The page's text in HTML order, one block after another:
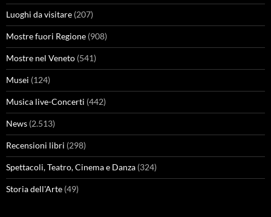
Luoghi da visitare (207)
Mostre fuori Regione (908)
Mostre nel Veneto (541)
Musei (124)
Musica live-Concerti (442)
News (2.513)
Recensioni libri (298)
Spettacoli, Teatro, Cinema e Danza (324)
Storia dell'Arte (49)